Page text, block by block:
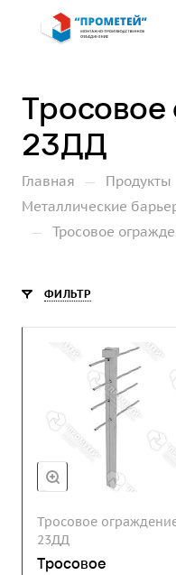
23ДД
Главная — Продукты
Металлические
— Тросовое
ФИЛЬТР
Тросовое
23ДД
Тросовое